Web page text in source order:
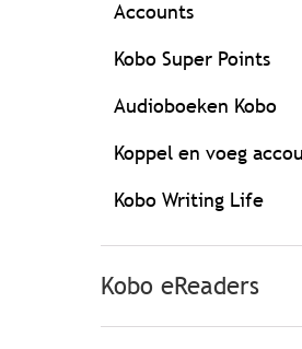
Accounts
Kobo Super Points
Audioboeken Kobo
Koppel en voeg
Kobo Writing Life
Kobo eReaders